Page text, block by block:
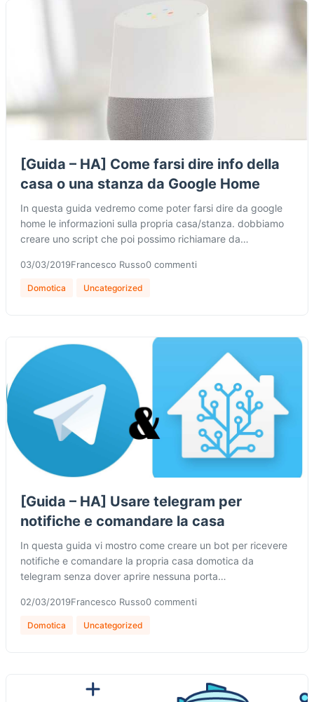
[Guida – HA] Come farsi dire info della
casa o una stanza da Google Home
In questa guida vedremo come poter farsi dire da google
home le informazioni sulla propria casa/stanza. dobbiamo
creare uno script che poi possimo richiamare da…
03/03/2019Francesco Russo0 commenti
Domotica Uncategorized
[Guida – HA] Usare telegram per
notifiche e comandare la casa
In questa guida vi mostro come creare un bot per ricevere
notifiche e comandare la propria casa domotica da
telegram senza dover aprire nessuna porta…
02/03/2019Francesco Russo0 commenti
Domotica Uncategorized